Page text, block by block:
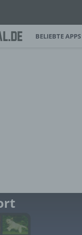
BELIEBTE APPS